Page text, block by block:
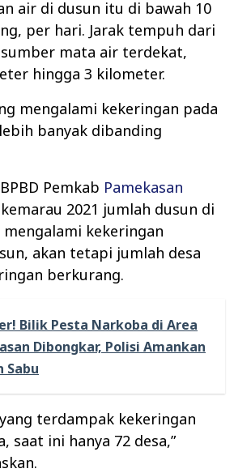
air di dusun itu di bawah 10
per hari. Jarak tempuh dari
mata air terdekat,
hingga 3 kilometer.
mengalami kekeringan pada
banyak dibanding
Pemkab Pamekasan
2021 jumlah dusun di
mengalami kekeringan
akan tetapi jumlah desa
berkurang.
Bilik Pesta Narkoba di Area
Dibongkar, Polisi Amankan
Sabu
yang terdampak kekeringan
saat ini hanya 72 desa,”